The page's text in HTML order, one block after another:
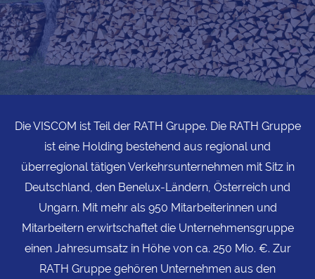
Die VISCOM ist Teil der RATH Gruppe. Die RATH Gruppe
ist eine Holding bestehend aus regional und
überregional tätigen Verkehrsunternehmen mit Sitz in
Deutschland, den Benelux-Ländern, Österreich und
Ungarn. Mit mehr als 950 Mitarbeiterinnen und
Mitarbeitern erwirtschaftet die Unternehmensgruppe
einen Jahresumsatz in Höhe von ca. 250 Mio. €. Zur
RATH Gruppe gehören Unternehmen aus den